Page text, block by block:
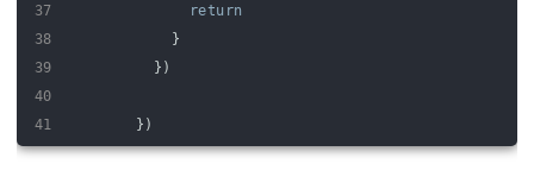
37
38
39
40
41
42
return
}
} )
} )